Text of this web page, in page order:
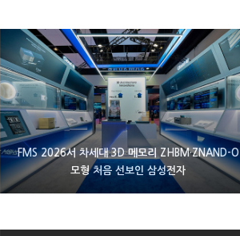
FMS 2026서 차세대 3D 메모리 ZHBM·ZNAND-O
모형 처음 선보인 삼성전자
에이수스 구글북 ‘CX9406’ 제품 이미지 유출
XBOX 25주년 맞아 무료 선물 나누는 마이크로소프
트